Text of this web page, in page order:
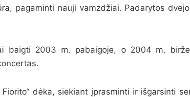
pagaminti nauji vamzdžiai. Padarytos
baigti 2003 m. pabaigoje, o 2004 m.
Fiorito“ dėka, siekiant įprasminti ir išgarsinti